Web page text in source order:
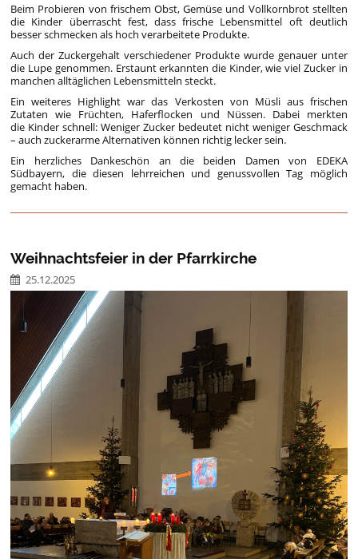
Beim Probieren von frischem Obst, Gemüse und Vollkornbrot stellten
die Kinder überrascht fest, dass frische Lebensmittel oft deutlich
besser schmecken als hoch verarbeitete Produkte.
Auch der Zuckergehalt verschiedener Produkte wurde genauer unter
die Lupe genommen. Erstaunt erkannten die Kinder, wie viel Zucker in
manchen alltäglichen Lebensmitteln steckt.
Ein weiteres Highlight war das Verkosten von Müsli aus frischen
Zutaten wie Früchten, Haferflocken und Nüssen. Dabei merkten
die Kinder schnell: Weniger Zucker bedeutet nicht weniger Geschmack
– auch zuckerarme Alternativen können richtig lecker sein.
Ein herzliches Dankeschön an die beiden Damen von EDEKA
Südbayern, die diesen lehrreichen und genussvollen Tag möglich
gemacht haben.
Weihnachtsfeier in der Pfarrkirche
25.12.2025